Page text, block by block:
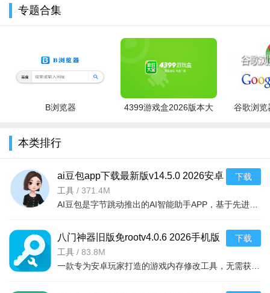
【相关介绍】
试主流的模拟器，如：PS模拟器、FC模拟器、SFC模拟器、
一些大型占内存大的游戏，可能会因为您的手机内存小而出
现修改的时候游戏或者八门神器退出的情况，我们将在以后的版
八门神器2026官方正版下载游戏修改辅助工具精选推
软件名称
核心优势
专题合集
B浏览器
4399游戏盒2026版本大
谷歌浏览
本类排行
ai豆包app下载最新版v14.5.0 2026安卓
版
工具 / 371.4M
下载
八门神器旧版免rootv4.0.6 2026手机版
工具 / 83.8M
下载